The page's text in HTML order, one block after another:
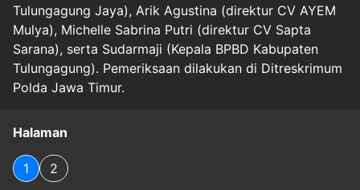
Tulungagung Jaya), Arik Agustina (direktur CV AYEM
Mulya), Michelle Sabrina Putri (direktur CV Sapta
Sarana), serta Sudarmaji (Kepala BPBD Kabupaten
Tulungagung). Pemeriksaan dilakukan di Ditreskrimum
Polda Jawa Timur.
Halaman
1 2